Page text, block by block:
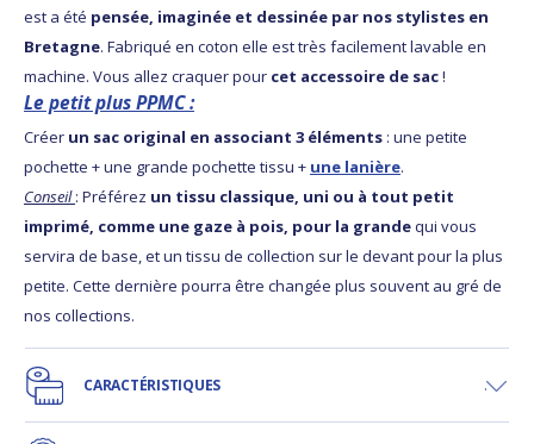
est a été pensée, imaginée et dessinée par nos stylistes en
Bretagne. Fabriqué en coton elle est très facilement lavable en
machine. Vous allez craquer pour cet accessoire de sac!
Le petit plus PPMC :
Créer un sac original en associant 3 éléments : une petite
pochette + une grande pochette tissu + une lanière.
Conseil: Préférez un tissu classique, uni ou à tout petit
imprimé, comme une gaze à pois, pour la grandequi vous
servira de base, et un tissu de collection sur le devant pour la plus
petite. Cette dernière pourra être changée plus souvent au gré de
nos collections.
CARACTÉRISTIQUES